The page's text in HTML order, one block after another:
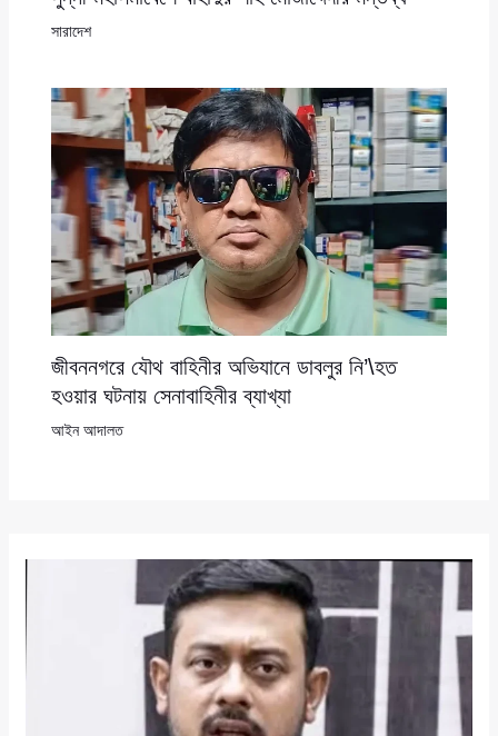
সারাদেশ
জীবননগরে যৌথ বাহিনীর অভিযানে ডাবলুর নি’\হত
হওয়ার ঘটনায় সেনাবাহিনীর ব্যাখ্যা
আইন আদালত